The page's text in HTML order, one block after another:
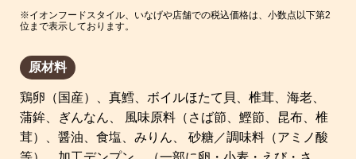
※イオンフードスタイル、いなげや店舗での税込価格は、小数点以下第2
位まで表示しております。
原材料
鶏卵（国産）、真鱈、ボイルほたて貝、椎茸、海老、
蒲鉾、ぎんなん、 風味原料（さば節、鰹節、昆布、椎
茸）、醤油、食塩、みりん、 砂糖／調味料（アミノ酸